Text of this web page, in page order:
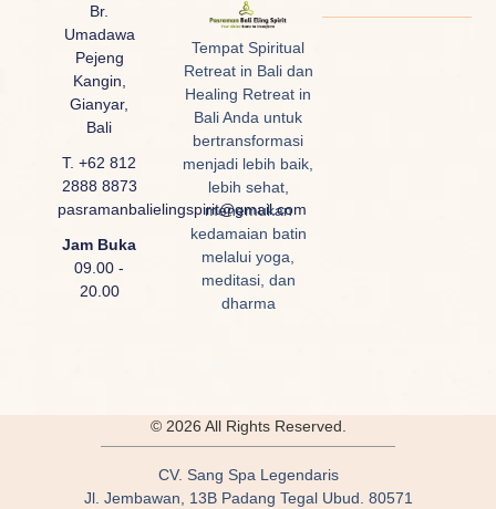
Tempat Spiritual
Retreat in Bali dan
Healing Retreat in
Bali Anda untuk
bertransformasi
menjadi lebih baik,
lebih sehat,
menemukan
kedamaian batin
melalui yoga,
meditasi, dan
dharma
Br.
Umadawa
Pejeng
Kangin,
Gianyar,
Bali
T. +62 812
2888 8873
pasramanbalielingspirit@gmail.com
Jam Buka
09.00 -
20.00
© 2026 All Rights Reserved.
CV. Sang Spa Legendaris
Jl. Jembawan, 13B Padang Tegal Ubud. 80571